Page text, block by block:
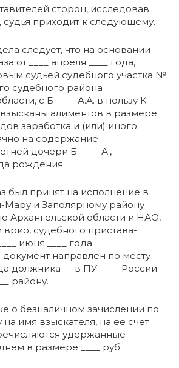
сторон, исследовав
судья приходит к следующему.
следует, что на основании
от ____ апреля ____ года,
судьей судебного участка №
судебного района
с Б ____ А.А. в пользу К
взысканы алиментов в размере
заработка и (или) иного
на содержание
дочери Б ____ А., ____
рождения.
был принят на исполнение в
Мару и Заполярному району
Архангельской области и НАО,
судебного пристава-
июня ____ года
направлен по месту
должника — в ПУ ____ России
району.
о безналичном зачислении по
на имя взыскателя, на ее счет
удержанные
в размере ____ руб.